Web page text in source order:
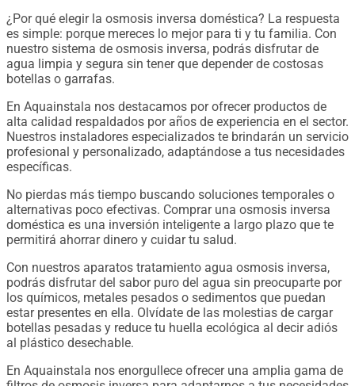
¿Por qué elegir la osmosis inversa doméstica? La respuesta
es simple: porque mereces lo mejor para ti y tu familia. Con
nuestro sistema de osmosis inversa, podrás disfrutar de
agua limpia y segura sin tener que depender de costosas
botellas o garrafas.
En Aquainstala nos destacamos por ofrecer productos de
alta calidad respaldados por años de experiencia en el sector.
Nuestros instaladores especializados te brindarán un servicio
profesional y personalizado, adaptándose a tus necesidades
específicas.
No pierdas más tiempo buscando soluciones temporales o
alternativas poco efectivas. Comprar una osmosis inversa
doméstica es una inversión inteligente a largo plazo que te
permitirá ahorrar dinero y cuidar tu salud.
Con nuestros aparatos tratamiento agua osmosis inversa,
podrás disfrutar del sabor puro del agua sin preocuparte por
los químicos, metales pesados o sedimentos que puedan
estar presentes en ella. Olvídate de las molestias de cargar
botellas pesadas y reduce tu huella ecológica al decir adiós
al plástico desechable.
En Aquainstala nos enorgullece ofrecer una amplia gama de